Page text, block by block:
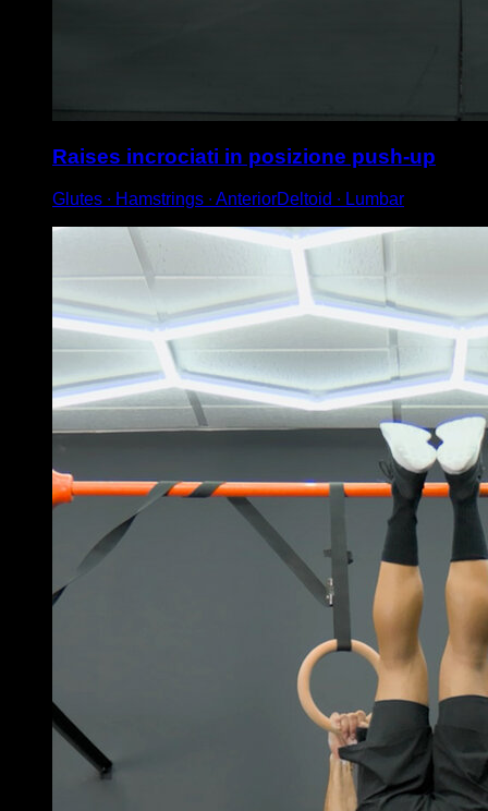
Raises incrociati in posizione push-up
Glutes ∙ Hamstrings ∙ AnteriorDeltoid ∙ Lumbar